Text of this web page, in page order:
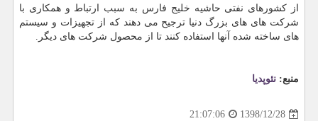
از كشورهای نفتی حاشیه خلیج فارس به سبب ارتباط و همكاری با
شركت های های بزرگ دنیا ترجیح می دهند كه از تجهیزات و سیستم
های ساخته شده آنها استفاده كنند تا از محصول شركت های دیگر.
منبع: نئوپدیا
1398/12/28
21:07:06